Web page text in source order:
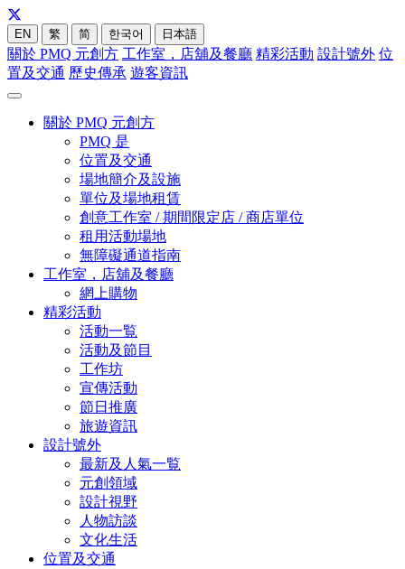
EN 繁 简 한국어 日本語
關於 PMQ 元創方 工作室，店舖及餐廳 精彩活動 設計號外 位
置及交通 歷史傳承 遊客資訊
關於 PMQ 元創方
PMQ 是
位置及交通
場地簡介及設施
單位及場地租賃
創意工作室 / 期間限定店 / 商店單位
租用活動場地
無障礙通道指南
工作室，店舖及餐廳
網上購物
精彩活動
活動一覧
活動及節目
工作坊
宣傳活動
節日推廣
旅遊資訊
設計號外
最新及人氣一覧
元創領域
設計視野
人物訪談
文化生活
位置及交通